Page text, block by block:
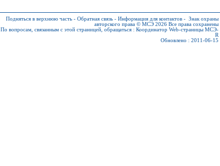
Подняться в верхнюю часть - Обратная связь - Информация для контактов - Знак охраны
авторского права © МСЭ 2026 Все права сохранены
По вопросам, связанным с этой страницей, обращаться : Координатор Web-страницы МСЭ-
R
Обновлено : 2011-06-15